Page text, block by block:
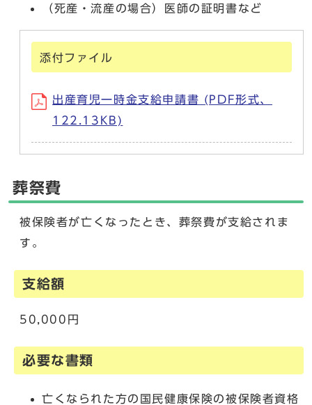
（死産・流産の場合）医師の証明書など
添付ファイル
出産育児一時金支給申請書 (PDF形式、
122.13KB)
葬祭費
被保険者が亡くなったとき、葬祭費が支給されま
す。
支給額
50,000円
必要な書類
亡くなられた方の国民健康保険の被保険者資格